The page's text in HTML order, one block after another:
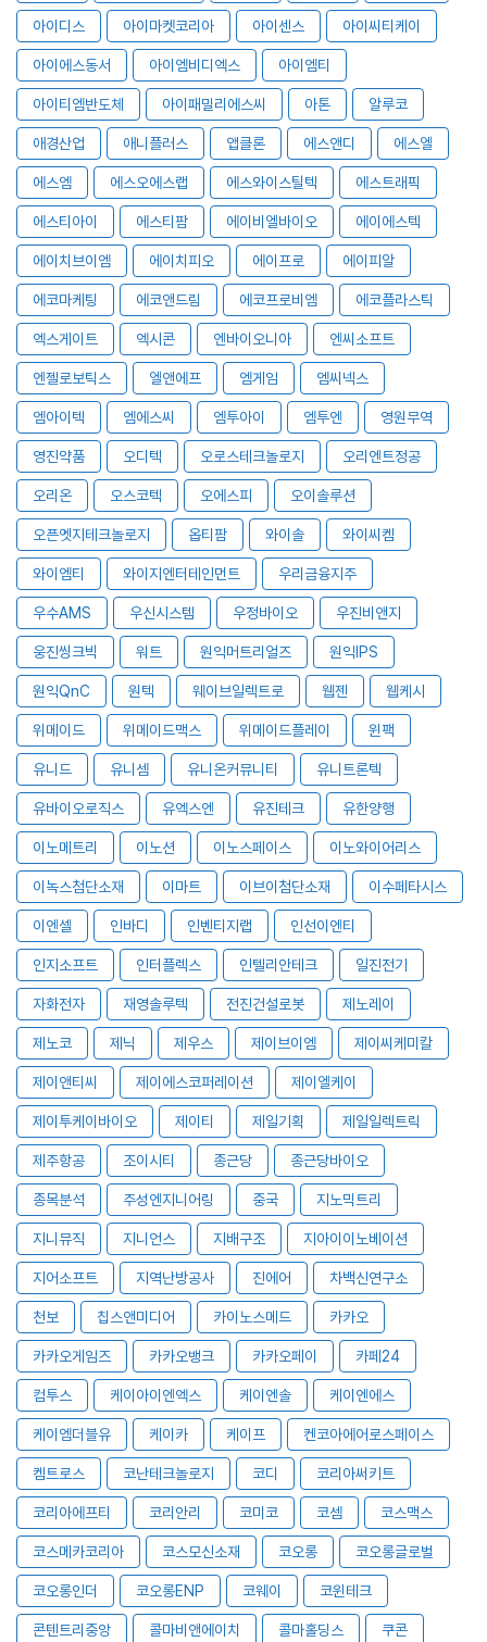
아이디스 아이마켓코리아 아이센스 아이씨티케이
아이에스동서 아이엠비디엑스 아이엠티
아이티엠반도체 아이패밀리에스씨 아톤 알루코
애경산업 애니플러스 앱클론 에스앤디 에스엘
에스엠 에스오에스랩 에스와이스틸텍 에스트래픽
에스티아이 에스티팜 에이비엘바이오 에이에스텍
에이치브이엠 에이치피오 에이프로 에이피알
에코마케팅 에코앤드림 에코프로비엠 에코플라스틱
엑스게이트 엑시콘 엔바이오니아 엔씨소프트
엔젤로보틱스 엘앤에프 엠게임 엠씨넥스
엠아이텍 엠에스씨 엠투아이 엠투엔 영원무역
영진약품 오디텍 오로스테크놀로지 오리엔트정공
오리온 오스코텍 오에스피 오이솔루션
오픈엣지테크놀로지 옵티팜 와이솔 와이씨켐
와이엠티 와이지엔터테인먼트 우리금융지주
우수AMS 우신시스템 우정바이오 우진비앤지
웅진씽크빅 워트 원익머트리얼즈 원익IPS
원익QnC 원텍 웨이브일렉트로 웹젠 웹케시
위메이드 위메이드맥스 위메이드플레이 윈팩
유니드 유니셈 유니온커뮤니티 유니트론텍
유바이오로직스 유엑스엔 유진테크 유한양행
이노메트리 이노션 이노스페이스 이노와이어리스
이녹스첨단소재 이마트 이브이첨단소재 이수페타시스
이엔셀 인바디 인벤티지랩 인선이엔티
인지소프트 인터플렉스 인텔리안테크 일진전기
자화전자 재영솔루텍 전진건설로봇 제노레이
제노코 제닉 제우스 제이브이엠 제이씨케미칼
제이앤티씨 제이에스코퍼레이션 제이엘케이
제이투케이바이오 제이티 제일기획 제일일렉트릭
제주항공 조이시티 종근당 종근당바이오
종목분석 주성엔지니어링 중국 지노믹트리
지니뮤직 지니언스 지배구조 지아이이노베이션
지어소프트 지역난방공사 진에어 차백신연구소
천보 칩스앤미디어 카이노스메드 카카오
카카오게임즈 카카오뱅크 카카오페이 카페24
컴투스 케이아이엔엑스 케이엔솔 케이엔에스
케이엠더블유 케이카 케이프 켄코아에어로스페이스
켐트로스 코난테크놀로지 코디 코리아써키트
코리아에프티 코리안리 코미코 코셈 코스맥스
코스메카코리아 코스모신소재 코오롱 코오롱글로벌
코오롱인더 코오롱ENP 코웨이 코윈테크
콘텐트리중앙 콜마비앤에이치 콜마홀딩스 쿠콘